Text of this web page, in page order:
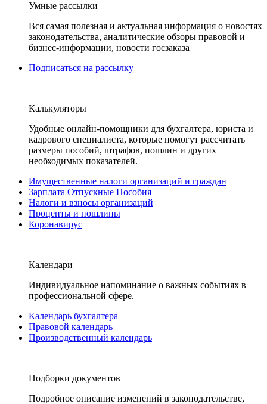
Умные рассылки
Вся самая полезная и актуальная информация о новостях
законодательства, аналитические обзоры правовой и
бизнес-информации, новости госзаказа
Подписаться на рассылку
Калькуляторы
Удобные онлайн-помощники для бухгалтера, юриста и
кадрового специалиста, которые помогут рассчитать
размеры пособий, штрафов, пошлин и других
необходимых показателей.
Имущественные налоги организаций и граждан
Зарплата Отпускные Пособия
Налоги и взносы организаций
Проценты и пошлины
Коронавирус
Календари
Индивидуальное напоминание о важных событиях в
профессиональной сфере.
Календарь бухгалтера
Правовой календарь
Производственный календарь
Подборки документов
Подробное описание изменений в законодательстве,